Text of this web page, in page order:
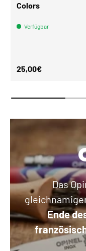
Colors
Verfügbar
Normaler Preis
25,00€
Das
Ende